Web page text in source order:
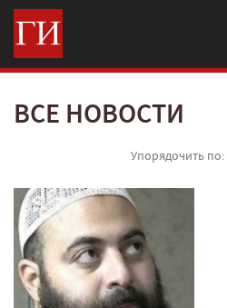
ВСЕ НОВОСТИ
Упорядочить по: